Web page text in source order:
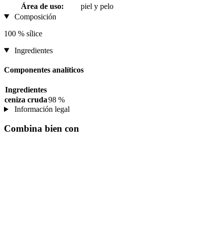
Área de uso:
piel y pelo
Composición
100 % sílice
Ingredientes
Componentes analíticos
Ingredientes
ceniza cruda98 %
Información legal
Combina bien con